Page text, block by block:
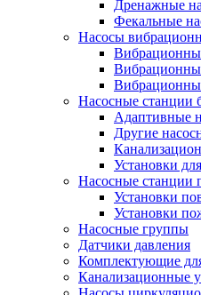
Дренажные
Фекальные
Насосы
Насосные станции
Адаптивные
Другие
Установки
Насосные
Установки
Установки
Насосные группы
Датчики давления
Комплектующие
Канализационные